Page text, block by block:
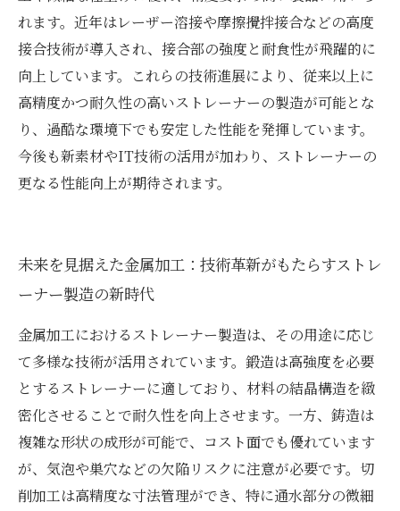
れます。近年はレーザー溶接や摩擦攪拌接合などの高度
接合技術が導入され、接合部の強度と耐食性が飛躍的に
向上しています。これらの技術進展により、従来以上に
高精度かつ耐久性の高いストレーナーの製造が可能とな
り、過酷な環境下でも安定した性能を発揮しています。
今後も新素材やIT技術の活用が加わり、ストレーナーの
更なる性能向上が期待されます。
未来を見据えた金属加工：技術革新がもたらすストレ
ーナー製造の新時代
金属加工におけるストレーナー製造は、その用途に応じ
て多様な技術が活用されています。鍛造は高強度を必要
とするストレーナーに適しており、材料の結晶構造を緻
密化させることで耐久性を向上させます。一方、鋳造は
複雑な形状の成形が可能で、コスト面でも優れています
が、気泡や巣穴などの欠陥リスクに注意が必要です。切
削加工は高精度な寸法管理ができ、特に通水部分の微細